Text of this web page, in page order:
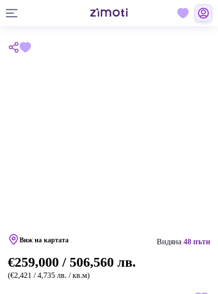
Виж на картата Видяна 48 пъти
€259,000 / 506,560 лв.
(€2,421 / 4,735 лв. / кв.м)